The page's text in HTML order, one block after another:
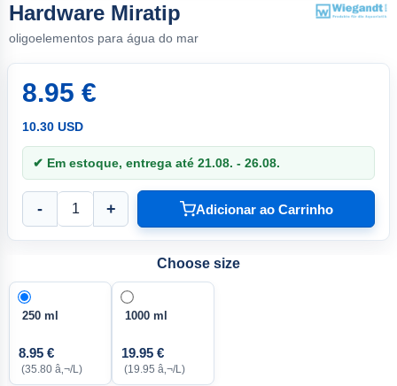
Hardware Miratip
oligoelementos para água do mar
8.95 €
10.30 USD
✔ Em estoque, entrega até 21.08. - 26.08.
- + Adicionar ao Carrinho
Choose size
250 ml
8.95 €
(35.80 â‚¬/L)
1000 ml
19.95 €
(19.95 â‚¬/L)